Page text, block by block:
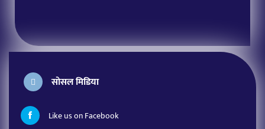
सोसल मिडिया
Like us on Facebook